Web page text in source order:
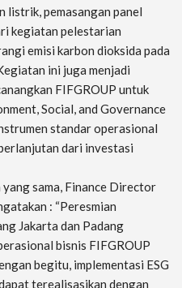
listrik, pemasangan panel
kegiatan pelestarian
emisi karbon dioksida pada
ini juga menjadi
FIFGROUP untuk
Social, and Governance
standar operasional
dari investasi
sama, Finance Director
: “Peresmian
Jakarta dan Padang
bisnis FIFGROUP
begitu, implementasi ESG
terealisasikan dengan